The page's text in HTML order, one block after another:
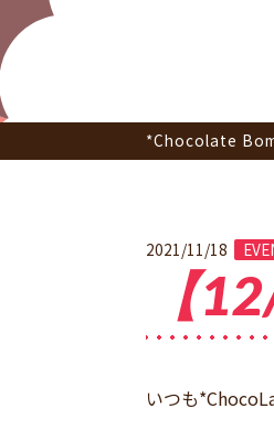
*Chocolate
2021/11/18
【
いつも